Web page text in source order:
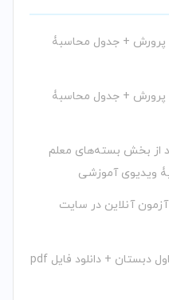
+ جدول محاسبۀ
+ جدول محاسبۀ
از بخش بسته‌های معلم
ویدیوی آموزشی
آنلاین در سایت
روش تدریس ریاضی اول دبستان + دانلود فایل pdf